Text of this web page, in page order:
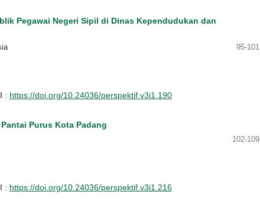
Pegawai Negeri Sipil di Dinas Kependudukan dan
95-101
: https://doi.org/10.24036/perspektif.v3i1.190
Purus Kota Padang
102-109
: https://doi.org/10.24036/perspektif.v3i1.216